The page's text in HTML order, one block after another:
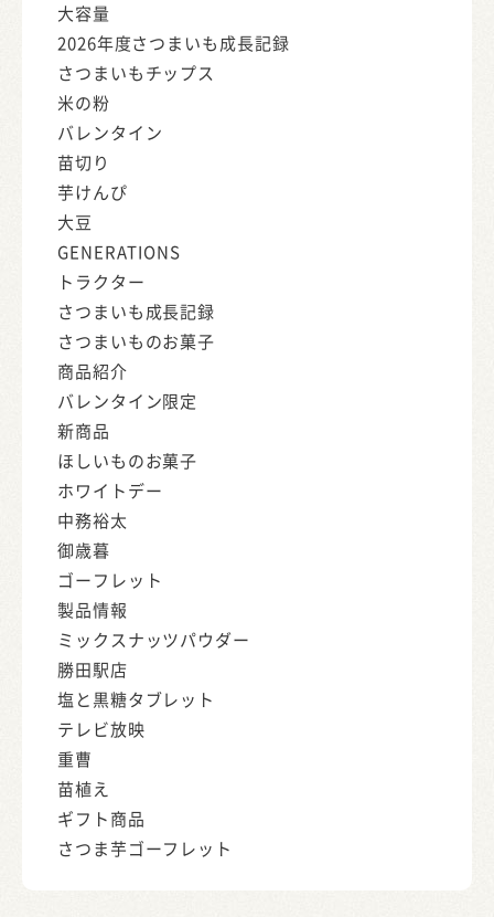
大容量
2026年度さつまいも成長記録
さつまいもチップス
米の粉
バレンタイン
苗切り
芋けんぴ
大豆
GENERATIONS
トラクター
さつまいも成長記録
さつまいものお菓子
商品紹介
バレンタイン限定
新商品
ほしいものお菓子
ホワイトデー
中務裕太
御歳暮
ゴーフレット
製品情報
ミックスナッツパウダー
勝田駅店
塩と黒糖タブレット
テレビ放映
重曹
苗植え
ギフト商品
さつま芋ゴーフレット